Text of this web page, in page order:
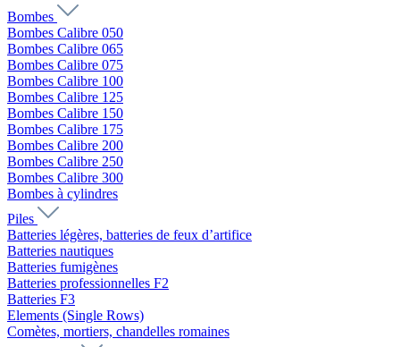
Bombes
Bombes Calibre 050
Bombes Calibre 065
Bombes Calibre 075
Bombes Calibre 100
Bombes Calibre 125
Bombes Calibre 150
Bombes Calibre 175
Bombes Calibre 200
Bombes Calibre 250
Bombes Calibre 300
Bombes à cylindres
Piles
Batteries légères, batteries de feux d’artifice
Batteries nautiques
Batteries fumigènes
Batteries professionnelles F2
Batteries F3
Elements (Single Rows)
Comètes, mortiers, chandelles romaines